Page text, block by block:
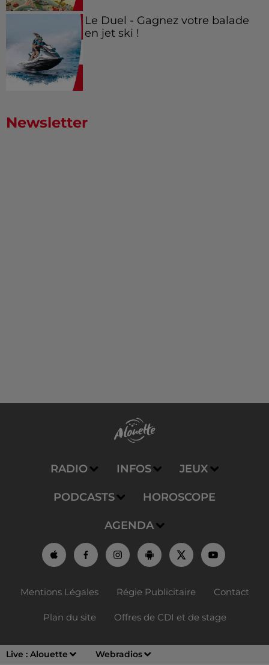
Live : Alouette Webradios
Le Duel - Gagnez votre balade
en jet ski !
Newsletter
RADIO INFOS JEUX
PODCASTS HOROSCOPE
AGENDA
Mentions Légales Régie Publicitaire Contact
Plan du site Offres de CDI et de stage